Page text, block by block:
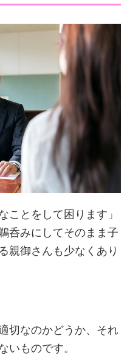
ことをして困ります」
呑みにしてそのまま子
親御さんも少なくあり
切なのかどうか、それ
いものです。